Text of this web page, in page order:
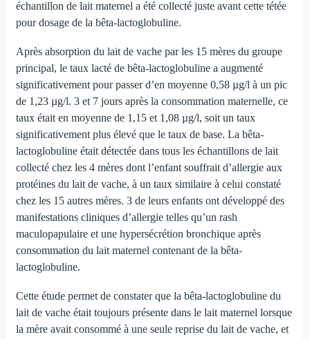
échantillon de lait maternel a été collecté juste avant cette tétée
pour dosage de la bêta-lactoglobuline.
Après absorption du lait de vache par les 15 mères du groupe
principal, le taux lacté de bêta-lactoglobuline a augmenté
significativement pour passer d’en moyenne 0,58 µg/l à un pic
de 1,23 µg/l. 3 et 7 jours après la consommation maternelle, ce
taux était en moyenne de 1,15 et 1,08 µg/l, soit un taux
significativement plus élevé que le taux de base. La bêta-
lactoglobuline était détectée dans tous les échantillons de lait
collecté chez les 4 mères dont l’enfant souffrait d’allergie aux
protéines du lait de vache, à un taux similaire à celui constaté
chez les 15 autres mères. 3 de leurs enfants ont développé des
manifestations cliniques d’allergie telles qu’un rash
maculopapulaire et une hypersécrétion bronchique après
consommation du lait maternel contenant de la bêta-
lactoglobuline.
Cette étude permet de constater que la bêta-lactoglobuline du
lait de vache était toujours présente dans le lait maternel lorsque
la mère avait consommé à une seule reprise du lait de vache, et